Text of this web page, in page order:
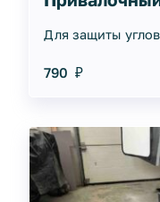
Для защиты
790 ₽